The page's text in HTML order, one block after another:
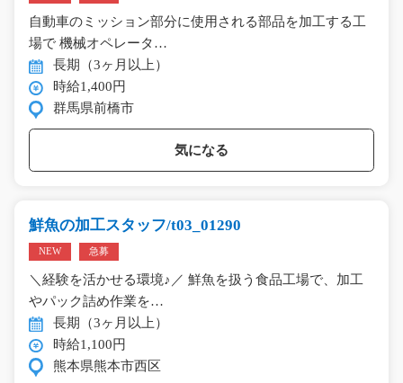
自動車のミッション部分に使用される部品を加工する工
場で 機械オペレータ…
長期（3ヶ月以上）
時給1,400円
群馬県前橋市
気になる
鮮魚の加工スタッフ/t03_01290
NEW 急募
＼経験を活かせる環境♪／ 鮮魚を扱う食品工場で、加工
やパック詰め作業を…
長期（3ヶ月以上）
時給1,100円
熊本県熊本市西区